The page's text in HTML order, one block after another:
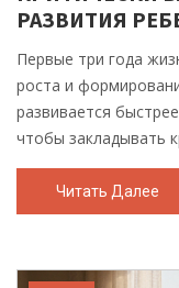
РАЗВИТИЯ
Первые три года
роста и
развивается
чтобы закладывать
Читать Далее